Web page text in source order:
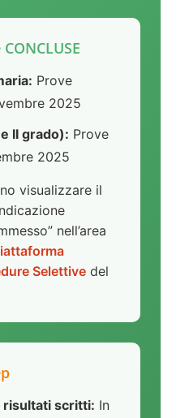
Prove
2025
II grado): Prove
2025
visualizzare il
nell’area
Selettive del
risultati scritti: In